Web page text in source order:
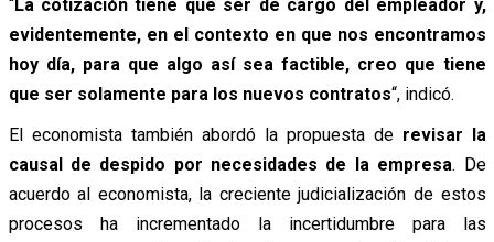
“La cotización tiene que ser de cargo del empleador y,
evidentemente, en el contexto en que nos encontramos
hoy día, para que algo así sea factible, creo que tiene
que ser solamente para los nuevos contratos“, indicó.
El economista también abordó la propuesta derevisar la
causal de despido por necesidades de la empresa. De
acuerdo al economista, la creciente judicialización de estos
procesos ha incrementado la incertidumbre para las